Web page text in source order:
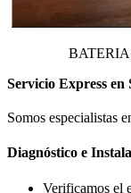
Servicio Express
Somos especialistas
Diagnóstico e
Verificamos el